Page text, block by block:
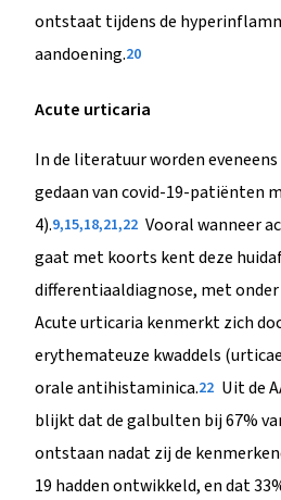
ontstaat tijdens de
aandoening.20
Acute urticaria
In de literatuur worden
gedaan van covid-19-patiënten
4).9,15,18,21,22 Vooral wanneer
gaat met koorts kent deze
differentiaaldiagnose, met
Acute urticaria kenmerkt zich
erythemateuze kwaddels
orale antihistaminica.22 Uit de
blijkt dat de galbulten bij 67%
ontstaan nadat zij de
19 hadden ontwikkeld, en dat